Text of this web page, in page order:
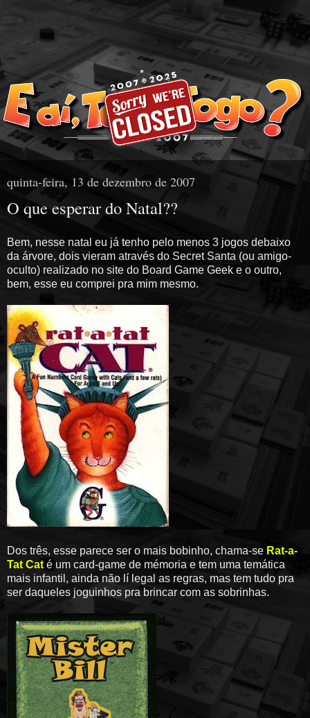
quinta-feira, 13 de dezembro de 2007
O que esperar do Natal??
Bem, nesse natal eu já tenho pelo menos 3 jogos debaixo
da árvore, dois vieram através do Secret Santa (ou amigo-
oculto) realizado no site do Board Game Geek e o outro,
bem, esse eu comprei pra mim mesmo.
Dos três, esse parece ser o mais bobinho, chama-se Rat-a-
Tat Cat é um card-game de mémoria e tem uma temática
mais infantil, ainda não lí legal as regras, mas tem tudo pra
ser daqueles joguinhos pra brincar com as sobrinhas.